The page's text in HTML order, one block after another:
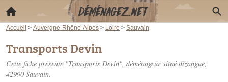
Accueil > Auvergne-Rhône-Alpes > Loire > Sauvain
Transports Devin
Cette fiche présente "Transports Devin", déménageur situé dizangue,
42990 Sauvain.